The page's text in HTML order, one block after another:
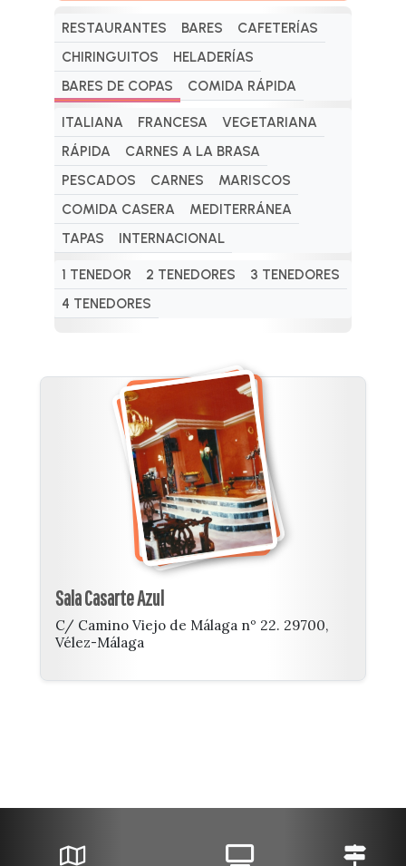
RESTAURANTES BARES
CAFETERÍAS
CHIRINGUITOS
HELADERÍAS
BARES DE COPAS
COMIDA RÁPIDA
ITALIANA FRANCESA
VEGETARIANA
RÁPIDA
CARNES A LA BRASA
PESCADOS
CARNES
MARISCOS
COMIDA CASERA
MEDITERRÁNEA
TAPAS
INTERNACIONAL
1 TENEDOR 2 TENEDORES
3 TENEDORES
4 TENEDORES
Sala Casarte Azul
C/ Camino Viejo de Málaga nº 22. 29700,
Vélez-Málaga